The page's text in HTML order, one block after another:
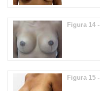
Figura 14 -
Figura 15 -